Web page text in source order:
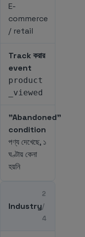
E-
commerce
/ retail
Track করার
event
product
_viewed
"Abandoned"
condition
পণ্য দেখেছে, ১
ঘণ্টায় কেনা
হয়নি
Industry
2
/
4